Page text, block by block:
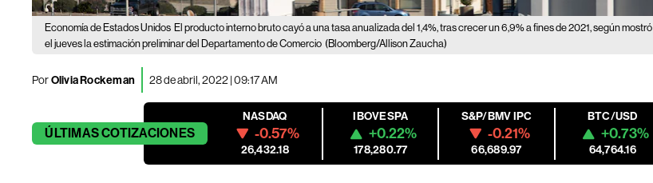
Economía de Estados Unidos El producto interno bruto cayó a una tasa anualizada del 1,4%, tras crecer un 6,9% a fines de 2021, según mostró
el jueves la estimación preliminar del Departamento de Comercio (Bloomberg/Allison Zaucha)
PorOlivia Rockeman 28 de abril, 2022 | 09:17 AM
ÚLTIMASCOTIZACIONES
NASDAQ
-0.57%
26,432.18
IBOVESPA
+0.22%
178,280.77
S&P/BMV IPC
-0.21%
66,689.97
BTC/USD
+0.73%
64,764.16